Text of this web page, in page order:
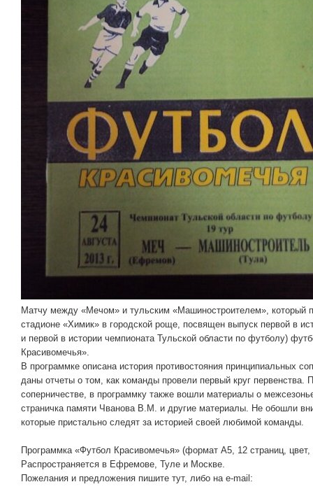
Матчу между «Мечом» и тульским «Машиностроителем», который
стадионе «Химик» в городской роще, посвящен выпуск первой в
и первой в истории чемпионата Тульской области по футболу)
Красивомечья».
В программке описана история противостояния принципиальных
даны отчеты о том, как команды провели первый круг
соперничестве, в программку также вошли материалы о
страничка памяти Чванова В.М. и другие материалы. Не обошли
которые пристально следят за историей своей любимой команды.
Программка «Футбол Красивомечья» (формат А5, 12 страниц,
Распространяется в Ефремове, Туле и Москве.
Пожелания и предложения пишите тут, либо на e-mail: